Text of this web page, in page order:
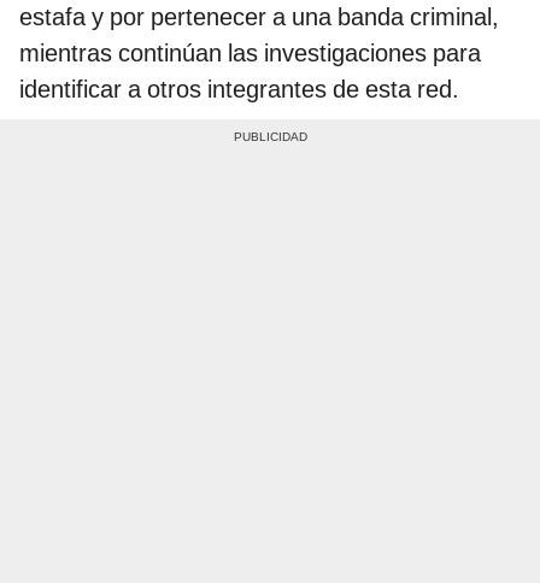
estafa y por pertenecer a una banda criminal,
mientras continúan las investigaciones para
identificar a otros integrantes de esta red.